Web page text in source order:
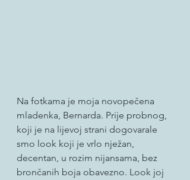
Na fotkama je moja novopečena
mladenka, Bernarda. Prije probnog,
koji je na lijevoj strani dogovarale
smo look koji je vrlo nježan,
decentan, u rozim nijansama, bez
brončanih boja obavezno. Look joj